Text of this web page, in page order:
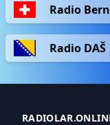
Radio
Radio DAŠ